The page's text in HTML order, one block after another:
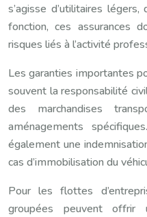
s’agisse d’utilitaires
fonction, ces assurances
risques liés à l’activité
Les garanties importantes
souvent la responsabilité
des marchandises
aménagements
également une
cas d’immobilisation du
Pour les flottes
groupées peuvent offrir